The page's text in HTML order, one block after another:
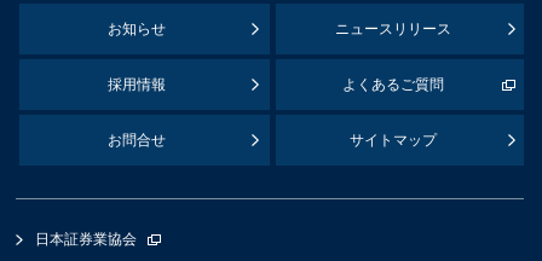
お知らせ ニュースリリース
採用情報 よくあるご質問
お問合せ サイトマップ
日本証券業協会